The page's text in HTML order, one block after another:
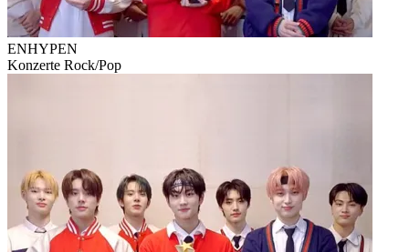
ENHYPEN
Konzerte Rock/Pop